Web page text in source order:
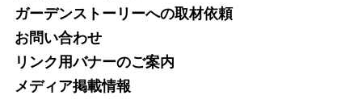
ガーデンストーリーへの取材依頼
お問い合わせ
リンク用バナーのご案内
メディア掲載情報